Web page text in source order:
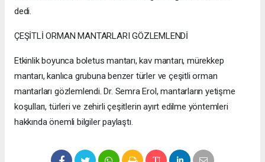
dedi.
ÇEŞİTLİ ORMAN MANTARLARI GÖZLEMLENDİ
Etkinlik boyunca boletus mantarı, kav mantarı, mürekkep
mantarı, kanlıca grubuna benzer türler ve çeşitli orman
mantarları gözlemlendi. Dr. Semra Erol, mantarların yetişme
koşulları, türleri ve zehirli çeşitlerin ayırt edilme yöntemleri
hakkında önemli bilgiler paylaştı.